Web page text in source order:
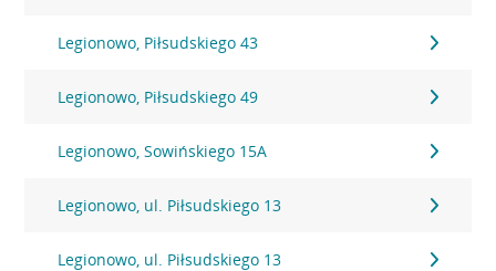
Legionowo, Piłsudskiego 43
Legionowo, Piłsudskiego 49
Legionowo, Sowińskiego 15A
Legionowo, ul. Piłsudskiego 13
Legionowo, ul. Piłsudskiego 13